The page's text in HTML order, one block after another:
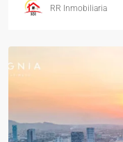
RR Inmobiliaria